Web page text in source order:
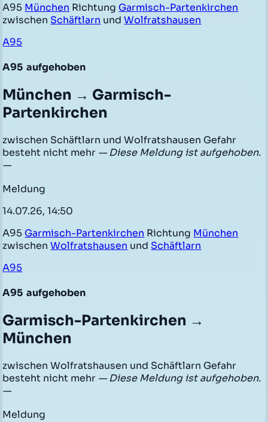
A95 München Richtung Garmisch-Partenkirchen
zwischen Schäftlarn undWolfratshausen
A95
A95 aufgehoben
München → Garmisch-
Partenkirchen
zwischen Schäftlarn und Wolfratshausen Gefahr
besteht nicht mehr — Diese Meldung ist aufgehoben.
—
Meldung
14.07.26, 14:50
A95 Garmisch-Partenkirchen Richtung München
zwischenWolfratshausen und Schäftlarn
A95
A95 aufgehoben
Garmisch-Partenkirchen →
München
zwischen Wolfratshausen und Schäftlarn Gefahr
besteht nicht mehr — Diese Meldung ist aufgehoben.
—
Meldung